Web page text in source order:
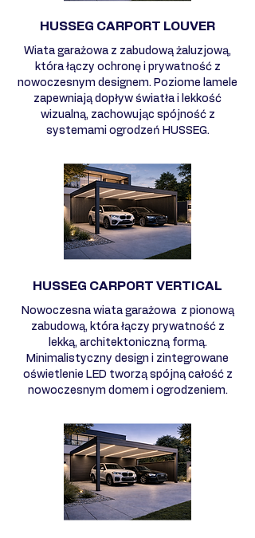
HUSSEG CARPORT LOUVER
Wiata garażowa z zabudową żaluzjową,
która łączy ochronę i prywatność z
nowoczesnym designem. Poziome lamele
zapewniają dopływ światła i lekkość
wizualną, zachowując spójność z
systemami ogrodzeń HUSSEG.
HUSSEG CARPORT VERTICAL
Nowoczesna wiata garażowa z pionową
zabudową, która łączy prywatność z
lekką, architektoniczną formą.
Minimalistyczny design i zintegrowane
oświetlenie LED tworzą spójną całość z
nowoczesnym domem i ogrodzeniem.